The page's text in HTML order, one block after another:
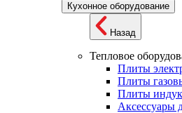
Кухонное оборудование
Назад
Тепловое
Плиты
Плиты
Плиты
Аксессуары